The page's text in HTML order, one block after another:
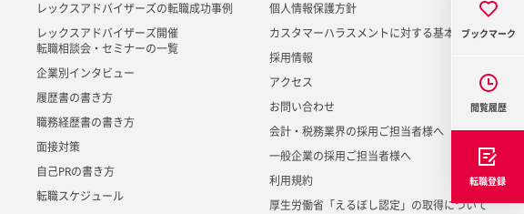
ブックマーク
閲覧履歴
転職登録
レックスアドバイザーズの転職成功事例
レックスアドバイザーズ開催
転職相談会・セミナーの一覧
企業別インタビュー
履歴書の書き方
職務経歴書の書き方
面接対策
自己PRの書き方
転職スケジュール
個人情報保護方針
カスタマーハラスメントに対する基本方針
採用情報
アクセス
お問い合わせ
会計・税務業界の採用ご担当者様へ
一般企業の採用ご担当者様へ
利用規約
厚生労働省「えるぼし認定」の取得について